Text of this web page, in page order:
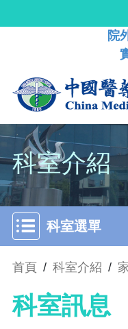
院
科室介紹
科室選單
首頁 / 科室介紹 /
科室訊息